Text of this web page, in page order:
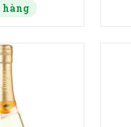
hàng